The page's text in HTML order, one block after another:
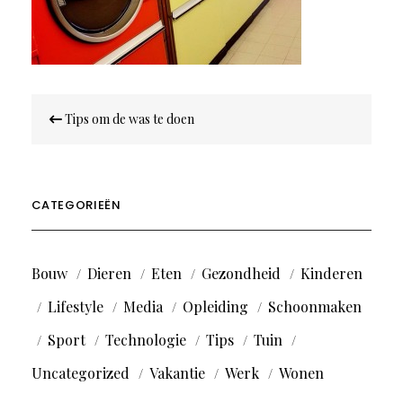
navigatie
Tips om de was te doen
CATEGORIEËN
Bouw Dieren Eten Gezondheid
Kinderen
Lifestyle
Media Opleiding
Schoonmaken
Sport
Technologie Tips
Tuin
Uncategorized
Vakantie Werk Wonen